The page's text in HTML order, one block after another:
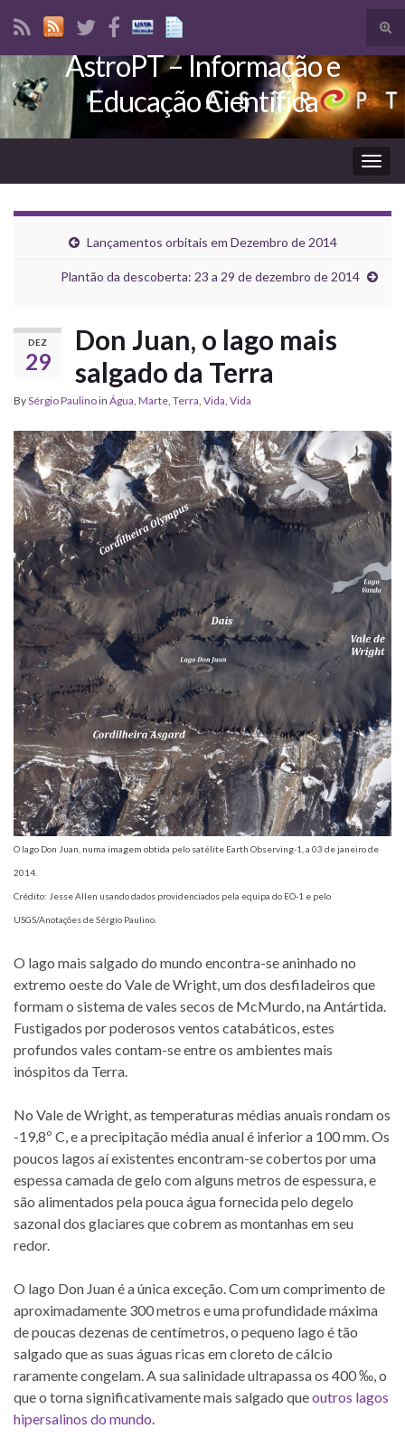
Search for:
AstroPT – Informação e
Educação Científica
Lançamentos orbitais em Dezembro de 2014
Plantão da descoberta: 23 a 29 de dezembro de 2014
DEZ
29
Don Juan, o lago mais
salgado da Terra
BySérgio Paulinoin Água, Marte, Terra, Vida, Vida
O lago Don Juan, numa imagem obtida pelo satélite Earth Observing-1, a 03 de janeiro de
2014.
Crédito: Jesse Allen usando dados providenciados pela equipa do EO-1 e pelo
USGS/Anotações de Sérgio Paulino.
O lago mais salgado do mundo encontra-se aninhado no
extremo oeste do Vale de Wright, um dos desfiladeiros que
formam o sistema de vales secos de McMurdo, na Antártida.
Fustigados por poderosos ventos catabáticos, estes
profundos vales contam-se entre os ambientes mais
inóspitos da Terra.
No Vale de Wright, as temperaturas médias anuais rondam os
-19,8º C, e a precipitação média anual é inferior a 100 mm. Os
poucos lagos aí existentes encontram-se cobertos por uma
espessa camada de gelo com alguns metros de espessura, e
são alimentados pela pouca água fornecida pelo degelo
sazonal dos glaciares que cobrem as montanhas em seu
redor.
O lago Don Juan é a única exceção. Com um comprimento de
aproximadamente 300 metros e uma profundidade máxima
de poucas dezenas de centímetros, o pequeno lago é tão
salgado que as suas águas ricas em cloreto de cálcio
raramente congelam. A sua salinidade ultrapassa os 400 ‰, o
que o torna significativamente mais salgado queoutros lagos
hipersalinos do mundo.